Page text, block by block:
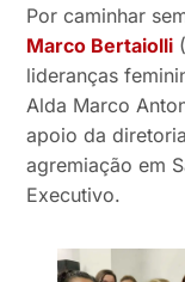
Por caminhar
Marco Bertaiolli
lideranças
Alda Marco
apoio da
agremiação em
Executivo.